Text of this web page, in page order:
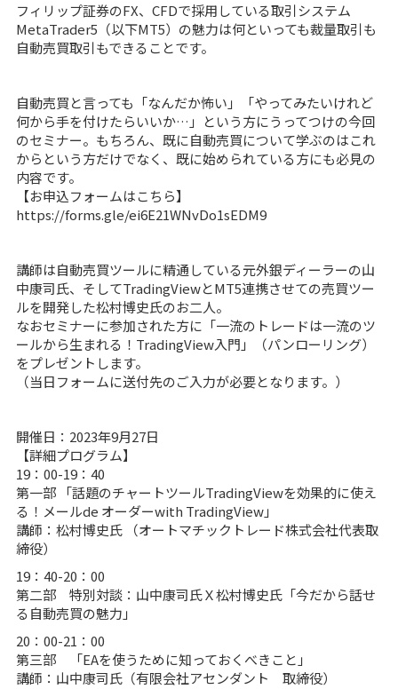
フィリップ証券のFX、CFDで採用している取引システム
MetaTrader5（以下MT5）の魅力は何といっても裁量取引も
自動売買取引もできることです。
自動売買と言っても「なんだか怖い」「やってみたいけれど
何から手を付けたらいいか…」という方にうってつけの今回
のセミナー。もちろん、既に自動売買について学ぶのはこれ
からという方だけでなく、既に始められている方にも必見の
内容です。
【お申込フォームはこちら】
https://forms.gle/ei6E21WNvDo1sEDM9
講師は自動売買ツールに精通している元外銀ディーラーの山
中康司氏、そしてTradingViewとMT5連携させての売買ツー
ルを開発した松村博史氏のお二人。
なおセミナーに参加された方に「一流のトレードは一流のツ
ールから生まれる！TradingView入門」（パンローリング）
をプレゼントします。
（当日フォームに送付先のご入力が必要となります。）
開催日：2023年9月27日
【詳細プログラム】
19：00-19：40
第一部 「話題のチャートツールTradingViewを効果的に使え
る！メールde オーダーwith TradingView」
講師：松村博史氏 （オートマチックトレード株式会社代表取
締役）
19：40-20：00
第二部 特別対談：山中康司氏Ｘ松村博史氏「今だから話せ
る自動売買の魅力」
20：00-21：00
第三部 「EAを使うために知っておくべきこと」
講師：山中康司氏（有限会社アセンダント 取締役）